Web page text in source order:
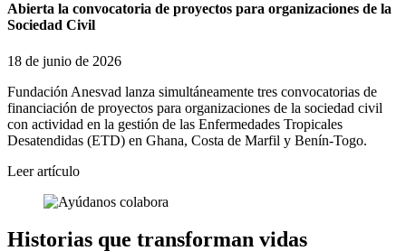
Abierta la convocatoria de proyectos para organizaciones de la
Sociedad Civil
18 de junio de 2026
Fundación Anesvad lanza simultáneamente tres convocatorias de
financiación de proyectos para organizaciones de la sociedad civil
con actividad en la gestión de las Enfermedades Tropicales
Desatendidas (ETD) en Ghana, Costa de Marfil y Benín-Togo.
Leer artículo
Historias que transforman vidas